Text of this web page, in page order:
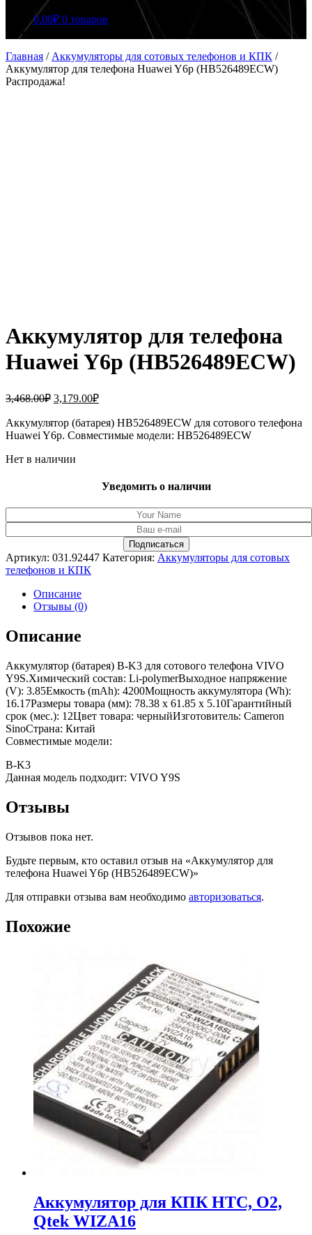
0.00₽ 0 товаров
Главная / Аккумуляторы для сотовых телефонов и КПК /
Аккумулятор для телефона Huawei Y6p (HB526489ECW)
Распродажа!
Аккумулятор для телефона
Huawei Y6p (HB526489ECW)
3,468.00₽ Первоначальная
составляла
3,468.00₽.
3,179.00₽Текущая
3,179.00₽.
Аккумулятор (батарея) HB526489ECW для сотового телефона
Huawei Y6p. Совместимые модели: HB526489ECW
Нет в наличии
Уведомить о наличии
Артикул: 031.92447 Категория: Аккумуляторы для сотовых
телефонов и КПК
Описание
Отзывы (0)
Описание
Аккумулятор (батарея) B-K3 для сотового телефона VIVO
Y9S.Химический состав: Li-polymerВыходное напряжение
(V): 3.85Емкость (mAh): 4200Мощность аккумулятора (Wh):
16.17Размеры товара (мм): 78.38 x 61.85 x 5.10Гарантийный
срок (мес.): 12Цвет товара: черныйИзготовитель: Cameron
SinoСтрана: Китай
Совместимые модели:
B-K3
Данная модель подходит: VIVO Y9S
Отзывы
Отзывов пока нет.
Будьте первым, кто оставил отзыв на «Аккумулятор для
телефона Huawei Y6p (HB526489ECW)»
Для отправки отзыва вам необходимо авторизоваться.
Похожие
Аккумулятор для КПК HTC, O2,
Qtek WIZA16